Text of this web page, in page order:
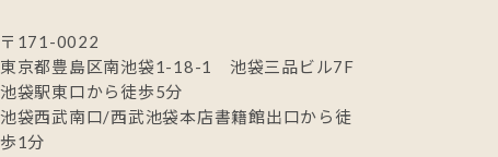
〒171-0022
東京都豊島区南池袋1-18-1 池袋三品ビル7F
池袋駅東口から徒歩5分
池袋西武南口/西武池袋本店書籍館出口から徒
歩1分